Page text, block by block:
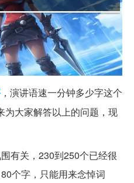
，演讲语速一分钟多少字这个
为大家解答以上的问题，现
有关，230到250个已经很
个字，只能用来念悼词